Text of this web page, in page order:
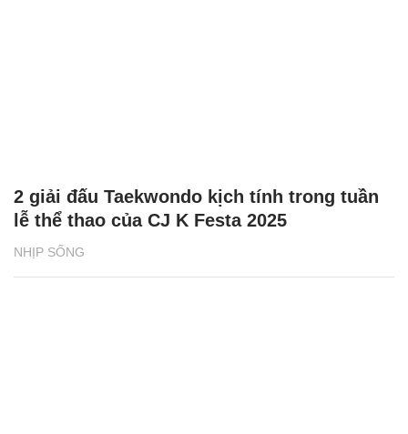
NHỊP SỐNG
2 giải đấu Taekwondo kịch tính trong tuần
lễ thể thao của CJ K Festa 2025